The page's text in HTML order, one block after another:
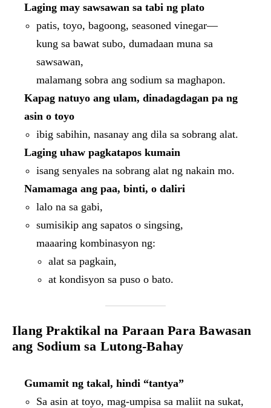
Laging may sawsawan sa tabi ng plato
patis, toyo, bagoong, seasoned vinegar—
kung sa bawat subo, dumadaan muna sa
sawsawan,
malamang sobra ang sodium sa maghapon.
Kapag natuyo ang ulam, dinadagdagan pa ng
asin o toyo
ibig sabihin, nasanay ang dila sa sobrang alat.
Laging uhaw pagkatapos kumain
isang senyales na sobrang alat ng nakain mo.
Namamaga ang paa, binti, o daliri
lalo na sa gabi,
sumisikip ang sapatos o singsing,
maaaring kombinasyon ng:
alat sa pagkain,
at kondisyon sa puso o bato.
Ilang Praktikal na Paraan Para Bawasan
ang Sodium sa Lutong-Bahay
Gumamit ng takal, hindi “tantya”
Sa asin at toyo, mag-umpisa sa maliit na sukat,